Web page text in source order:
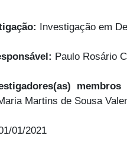
Investigação em
Paulo Rosário
membros
Martins de Sousa
01/2021